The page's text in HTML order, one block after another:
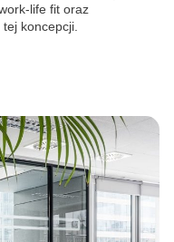
life fit oraz
koncepcji.